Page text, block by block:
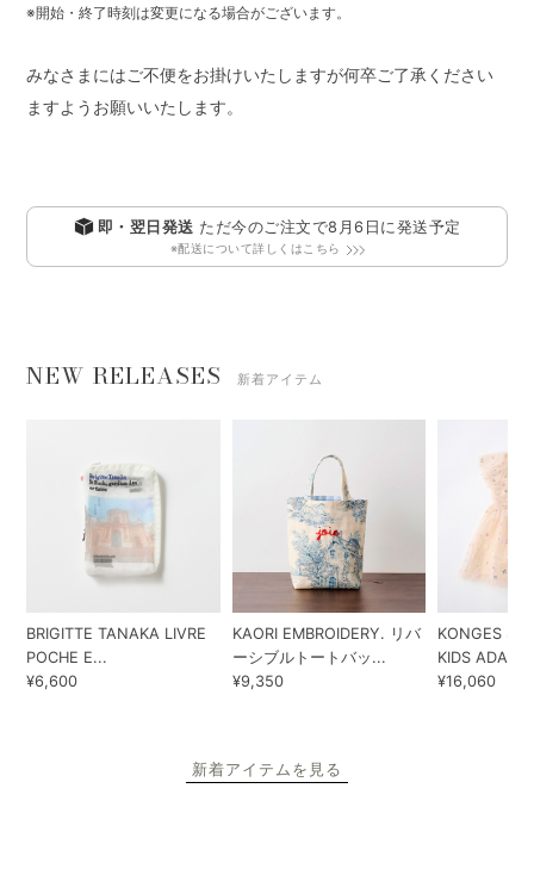
※開始・終了時刻は変更になる場合がございます。
みなさまにはご不便をお掛けいたしますが何卒ご了承ください
ますようお願いいたします。
即・翌日発送 ただ今のご注文で8月6日 に発送予定
※配送について詳しくはこちら
NEW RELEASES 新着アイテム
BRIGITTE TANAKA LIVRE
POCHE E...
¥6,600
KAORI EMBROIDERY. リバ
ーシブルトートバッ...
¥9,350
KONGES
KIDS ADA...
¥16,060
新着アイテムを見る